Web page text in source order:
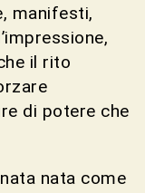
manifesti,
il rito
di potere che
nata come